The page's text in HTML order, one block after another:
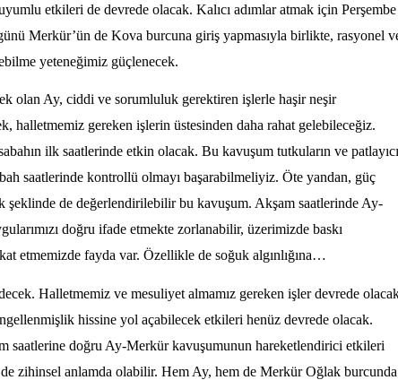
etkileri de devrede olacak. Kalıcı adımlar atmak için Perşembe
Merkür’ün de Kova burcuna giriş yapmasıyla birlikte, rasyonel
yeteneğimiz güçlenecek.
olan Ay, ciddi ve sorumluluk gerektiren işlerle haşir neşir
halletmemiz gereken işlerin üstesinden daha rahat gelebileceğiz.
ilk saatlerinde etkin olacak. Bu kavuşum tutkuların ve patlayıcı
saatlerinde kontrollü olmayı başarabilmeliyiz. Öte yandan, güç
şeklinde de değerlendirilebilir bu kavuşum. Akşam saatlerinde Ay-
doğru ifade etmekte zorlanabilir, üzerimizde baskı
etmemizde fayda var. Özellikle de soğuk algınlığına…
Halletmemiz ve mesuliyet almamız gereken işler devrede
hissine yol açabilecek etkileri henüz devrede olacak.
saatlerine doğru Ay-Merkür kavuşumunun hareketlendirici etkileri
zihinsel anlamda olabilir. Hem Ay, hem de Merkür Oğlak burcunda